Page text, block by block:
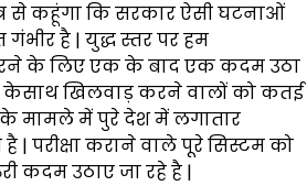
से कहूंगा कि सरकार ऐसी घटनाओं
है | युद्ध स्तर पर हम
के लिए एक के बाद एक कदम उठा
केसाथ खिलवाड़ करने वालों को कतई
के मामले में पुरे देश में लगातार
है | परीक्षा कराने वाले पूरे सिस्टम को
कदम उठाए जा रहे है |